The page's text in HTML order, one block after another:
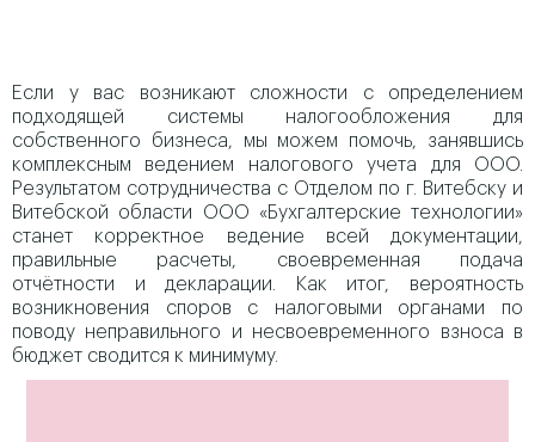
Если у вас возникают сложности с определением
подходящей системы налогообложения для
собственного бизнеса, мы можем помочь, занявшись
комплексным ведением налогового учета для ООО.
Результатом сотрудничества с Отделом по г. Витебску и
Витебской области ООО «Бухгалтерские технологии»
станет корректное ведение всей документации,
правильные расчеты, своевременная подача
отчётности и декларации. Как итог, вероятность
возникновения споров с налоговыми органами по
поводу неправильного и несвоевременного взноса в
бюджет сводится к минимуму.